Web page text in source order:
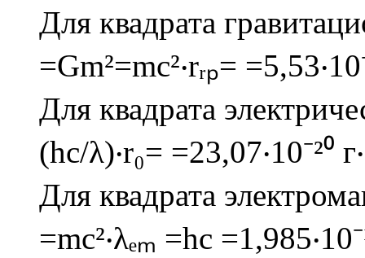
Для квадрата
=Gm²=mc²‧rᵣₚ=
Для квадрата
(hc/λ)‧r₀= =23,07‧10⁻²⁰
Для квадрата
=mc²‧λₑₘ =hc